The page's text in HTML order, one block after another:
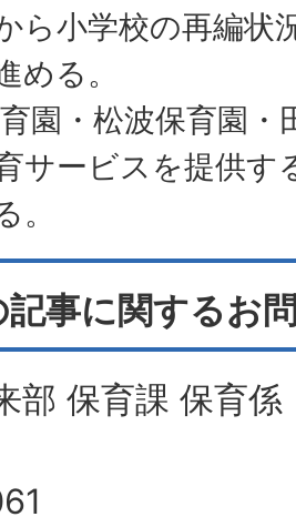
ら小学校の再編状
める。
園・松波保育園
サービスを提供す
。
記事に関するお
部 保育課 保育係